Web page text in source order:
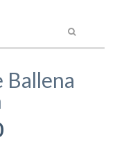
Ballena